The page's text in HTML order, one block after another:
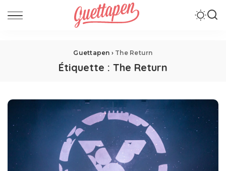
Guettapen › The Return
Étiquette : The Return